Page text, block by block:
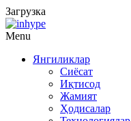
Загрузка
Menu
Янгиликлар
Сиёсат
Иқтисод
Жамият
Ҳодисалар